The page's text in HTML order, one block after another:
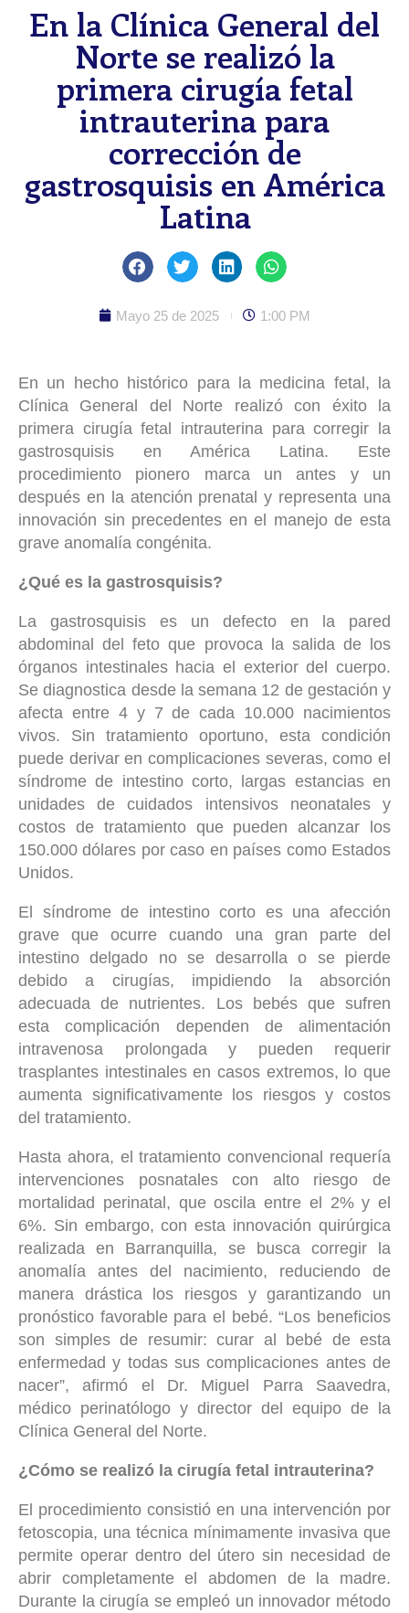
En la Clínica General del
Norte se realizó la
primera cirugía fetal
intrauterina para
corrección de
gastrosquisis en América
Latina
Mayo 25 de 2025 1:00 PM
En un hecho histórico para la medicina fetal, la
Clínica General del Norte realizó con éxito la
primera cirugía fetal intrauterina para corregir la
gastrosquisis en América Latina. Este
procedimiento pionero marca un antes y un
después en la atención prenatal y representa una
innovación sin precedentes en el manejo de esta
grave anomalía congénita.
¿Qué es la gastrosquisis?
La gastrosquisis es un defecto en la pared
abdominal del feto que provoca la salida de los
órganos intestinales hacia el exterior del cuerpo.
Se diagnostica desde la semana 12 de gestación y
afecta entre 4 y 7 de cada 10.000 nacimientos
vivos. Sin tratamiento oportuno, esta condición
puede derivar en complicaciones severas, como el
síndrome de intestino corto, largas estancias en
unidades de cuidados intensivos neonatales y
costos de tratamiento que pueden alcanzar los
150.000 dólares por caso en países como Estados
Unidos.
El síndrome de intestino corto es una afección
grave que ocurre cuando una gran parte del
intestino delgado no se desarrolla o se pierde
debido a cirugías, impidiendo la absorción
adecuada de nutrientes. Los bebés que sufren
esta complicación dependen de alimentación
intravenosa prolongada y pueden requerir
trasplantes intestinales en casos extremos, lo que
aumenta significativamente los riesgos y costos
del tratamiento.
Hasta ahora, el tratamiento convencional requería
intervenciones posnatales con alto riesgo de
mortalidad perinatal, que oscila entre el 2% y el
6%. Sin embargo, con esta innovación quirúrgica
realizada en Barranquilla, se busca corregir la
anomalía antes del nacimiento, reduciendo de
manera drástica los riesgos y garantizando un
pronóstico favorable para el bebé. “Los beneficios
son simples de resumir: curar al bebé de esta
enfermedad y todas sus complicaciones antes de
nacer”, afirmó el Dr. Miguel Parra Saavedra,
médico perinatólogo y director del equipo de la
Clínica General del Norte.
¿Cómo se realizó la cirugía fetal intrauterina?
El procedimiento consistió en una intervención por
fetoscopia, una técnica mínimamente invasiva que
permite operar dentro del útero sin necesidad de
abrir completamente el abdomen de la madre.
Durante la cirugía se empleó un innovador método